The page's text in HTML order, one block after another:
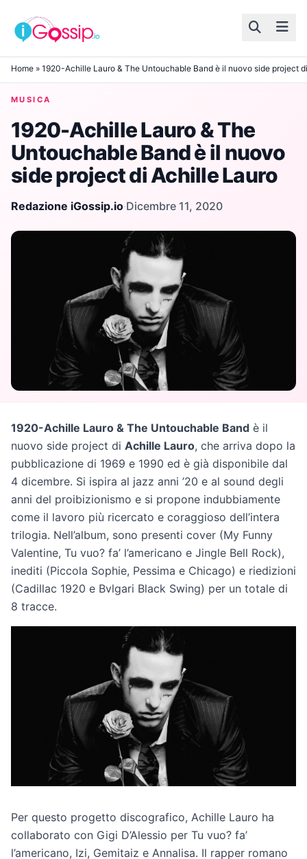
Skip to content
Home » 1920-Achille Lauro & The Untouchable Band è il nuovo side project
MUSICA
1920-Achille Lauro & The
Untouchable Band è il nuovo
side project di Achille Lauro
Redazione iGossip.io·Dicembre 11, 2020
1920-Achille Lauro & The Untouchable Band è il
nuovo side project di Achille Lauro, che arriva dopo la
pubblicazione di 1969 e 1990 ed è già disponibile dal
4 dicembre. Si ispira al jazz anni ’20 e al sound degli
anni del proibizionismo e si propone indubbiamente
come il lavoro più ricercato e coraggioso dell’intera
trilogia. Nell’album, sono presenti cover (My Funny
Valentine, Tu vuo? fa’ l’americano e Jingle Bell Rock),
inediti (Piccola Sophie, Pessima e Chicago) e riedizioni
(Cadillac 1920 e Bvlgari Black Swing) per un totale di
8 tracce.
Per questo progetto discografico, Achille Lauro ha
collaborato con Gigi D’Alessio per Tu vuo? fa’
l’americano, Izi, Gemitaiz e Annalisa. Il rapper romano